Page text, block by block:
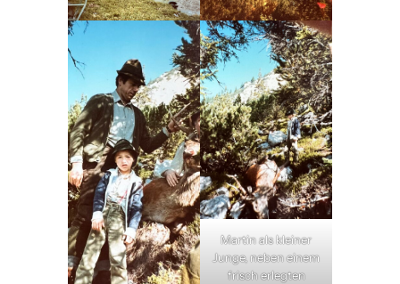
Martin als kleiner
Junge, neben einem
frisch erlegten